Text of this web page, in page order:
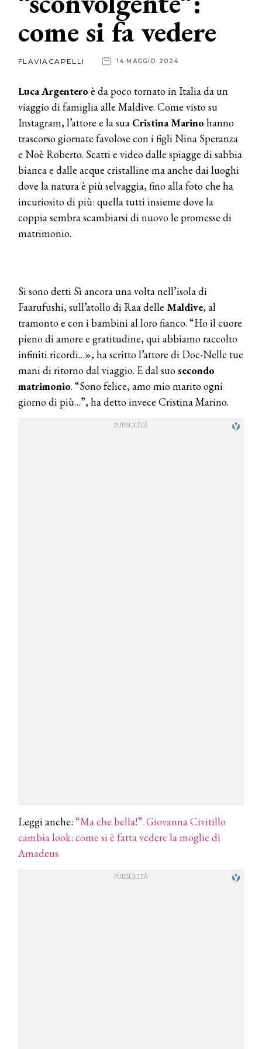
News
come si fa vedere
FLAVIACAPELLI 14 MAGGIO 2024
Luca Argentero è da poco tornato in Italia da un
viaggio di famiglia alle Maldive. Come visto su
Instagram, l’attore e la sua Cristina Marino hanno
trascorso giornate favolose con i figli Nina Speranza
e Noè Roberto. Scatti e video dalle spiagge di sabbia
bianca e dalle acque cristalline ma anche dai luoghi
dove la natura è più selvaggia, fino alla foto che ha
incuriosito di più: quella tutti insieme dove la
coppia sembra scambiarsi di nuovo le promesse di
matrimonio.
Si sono detti Sì ancora una volta nell’isola di
Faarufushi, sull’atollo di Raa delle Maldive, al
tramonto e con i bambini al loro fianco. “Ho il cuore
pieno di amore e gratitudine, qui abbiamo raccolto
infiniti ricordi…», ha scritto l’attore di Doc-Nelle tue
mani di ritorno dal viaggio. E dal suosecondo
matrimonio. “Sono felice, amo mio marito ogni
giorno di più…”, ha detto invece Cristina Marino.
Leggi anche: “Ma che bella!”. Giovanna Civitillo
cambia look: come si è fatta vedere la moglie di
Amadeus